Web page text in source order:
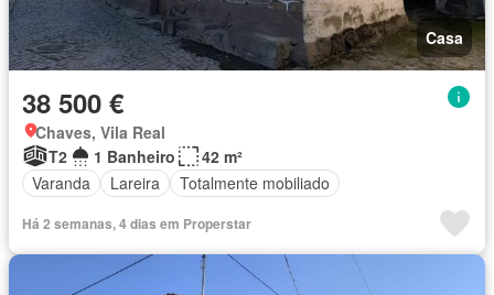
Casa
38 500 €
Chaves, Vila Real
T2
1 Banheiro
42 m²
Varanda
Lareira Totalmente mobiliado
Há 2 semanas, 4 dias em Properstar